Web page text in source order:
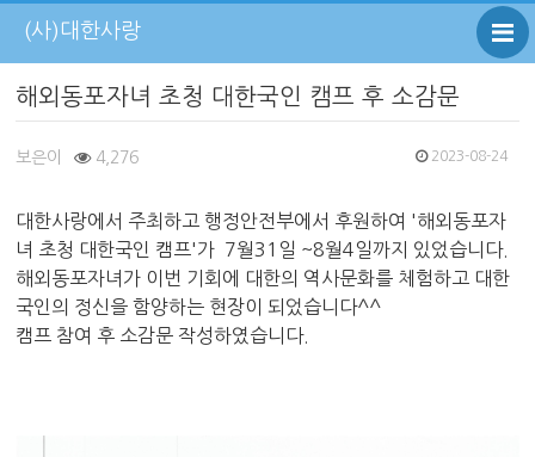
(사)대한사랑
해외동포자녀 초청 대한국인 캠프 후 소감문
보은이 4,276 2023-08-24
대한사랑에서 주최하고 행정안전부에서 후원하여 '해외동포자
녀 초청 대한국인 캠프'가 7월31일 ~8월4일까지 있었습니다.
해외동포자녀가 이번 기회에 대한의 역사문화를 체험하고 대한
국인의 정신을 함양하는 현장이 되었습니다^^
캠프 참여 후 소감문 작성하였습니다.